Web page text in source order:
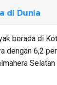
di Dunia
berada di
dengan 6,2
Selatan